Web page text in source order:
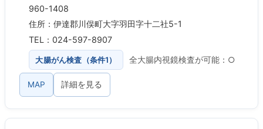
960-1408
住所：伊達郡川俣町大字羽田字十二社5-1
TEL：024-597-8907
大腸がん検査（条件1） 全大腸内視鏡検査が可能：○
MAP 詳細を見る